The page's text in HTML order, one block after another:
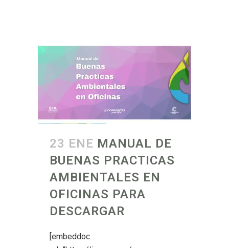
23 ENE MANUAL DE
BUENAS PRACTICAS
AMBIENTALES EN
OFICINAS PARA
DESCARGAR
[embeddoc